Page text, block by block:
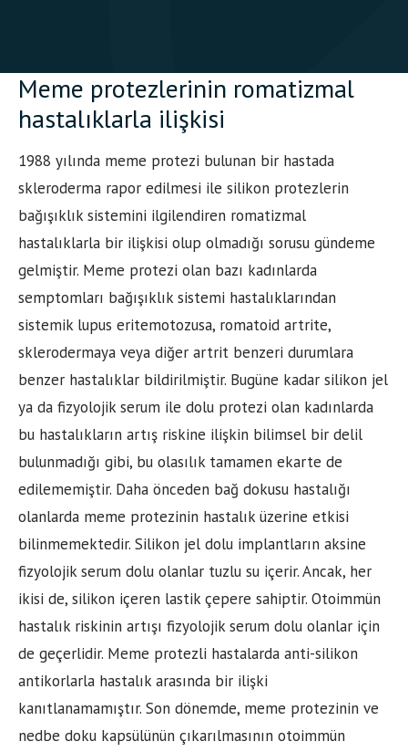
Meme protezlerinin romatizmal
hastalıklarla ilişkisi
1988 yılında meme protezi bulunan bir hastada
skleroderma rapor edilmesi ile silikon protezlerin
bağışıklık sistemini ilgilendiren romatizmal
hastalıklarla bir ilişkisi olup olmadığı sorusu gündeme
gelmiştir. Meme protezi olan bazı kadınlarda
semptomları bağışıklık sistemi hastalıklarından
sistemik lupus eritemotozusa, romatoid artrite,
sklerodermaya veya diğer artrit benzeri durumlara
benzer hastalıklar bildirilmiştir. Bugüne kadar silikon jel
ya da fizyolojik serum ile dolu protezi olan kadınlarda
bu hastalıkların artış riskine ilişkin bilimsel bir delil
bulunmadığı gibi, bu olasılık tamamen ekarte de
edilememiştir. Daha önceden bağ dokusu hastalığı
olanlarda meme protezinin hastalık üzerine etkisi
bilinmemektedir. Silikon jel dolu implantların aksine
fizyolojik serum dolu olanlar tuzlu su içerir. Ancak, her
ikisi de, silikon içeren lastik çepere sahiptir. Otoimmün
hastalık riskinin artışı fizyolojik serum dolu olanlar için
de geçerlidir. Meme protezli hastalarda anti-silikon
antikorlarla hastalık arasında bir ilişki
kanıtlanamamıştır. Son dönemde, meme protezinin ve
nedbe doku kapsülünün çıkarılmasının otoimmün